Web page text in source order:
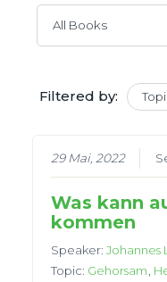
Filtered by:
29 Mai, 2022
Was kann
kommen
Speaker:Johannes
Topic: Gehorsam